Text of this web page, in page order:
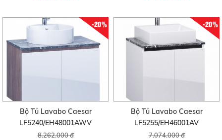
-20%
Bộ Tủ Lavabo Caesar
LF5240/EH48001AWV
8.262.000 đ
-20%
Bộ Tủ Lavabo Caesar
LF5255/EH46001AV
7.074.000 đ